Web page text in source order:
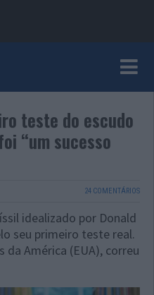
teste do escudo
“um sucesso
24 COMENTÁRIOS
idealizado por Donald
seu primeiro teste real.
da América (EUA), correu